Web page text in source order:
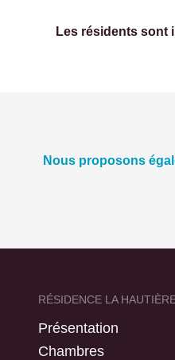
Les résidents sont
Nous proposons
RÉSIDENCE LA
Présentation
Chambres